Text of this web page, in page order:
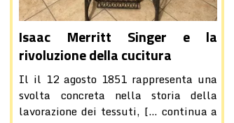
Isaac Merritt Singer e la
rivoluzione della cucitura
Il il 12 agosto 1851 rappresenta una
svolta concreta nella storia della
lavorazione dei tessuti, [… continua a